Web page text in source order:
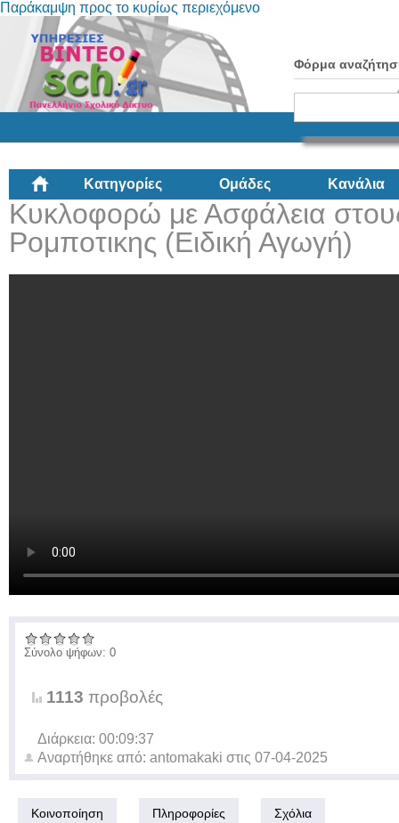
Παράκαμψη προς το κυρίως περιεχόμενο
Φόρμα
Κατηγορίες Ομάδες Κανάλια
Κυκλοφορώ με Ασφάλεια
Ρομποτικης (Ειδική Αγωγή)
Σύνολο ψήφων: 0
1113 προβολές
Διάρκεια: 00:09:37
Αναρτήθηκε από: antomakaki στις 07-04-2025
Κοινοποίηση Πληροφορίες Σχόλια